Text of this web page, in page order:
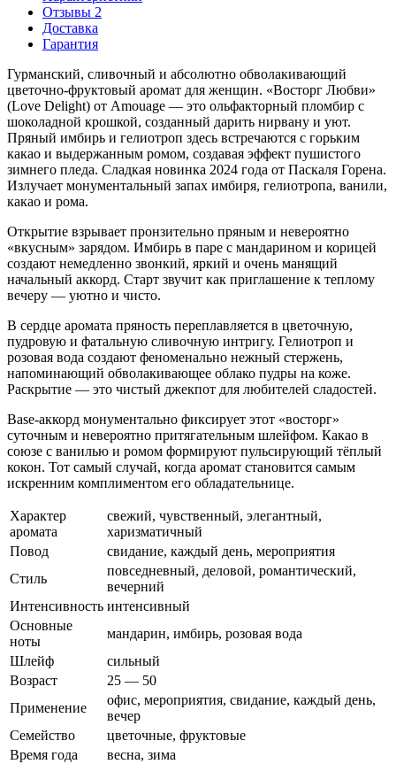
Отзывы 2
Доставка
Гарантия
Гурманский, сливочный и абсолютно обволакивающий
цветочно-фруктовый аромат для женщин. «Восторг Любви»
(Love Delight) от Amouage — это ольфакторный пломбир с
шоколадной крошкой, созданный дарить нирвану и уют.
Пряный имбирь и гелиотроп здесь встречаются с горьким
какао и выдержанным ромом, создавая эффект пушистого
зимнего пледа. Сладкая новинка 2024 года от Паскаля Горена.
Излучает монументальный запах имбиря, гелиотропа, ванили,
какао и рома.
Открытие взрывает пронзительно пряным и невероятно
«вкусным» зарядом. Имбирь в паре с мандарином и корицей
создают немедленно звонкий, яркий и очень манящий
начальный аккорд. Старт звучит как приглашение к теплому
вечеру — уютно и чисто.
В сердце аромата пряность переплавляется в цветочную,
пудровую и фатальную сливочную интригу. Гелиотроп и
розовая вода создают феноменально нежный стержень,
напоминающий обволакивающее облако пудры на коже.
Раскрытие — это чистый джекпот для любителей сладостей.
Base-аккорд монументально фиксирует этот «восторг»
суточным и невероятно притягательным шлейфом. Какао в
союзе с ванилью и ромом формируют пульсирующий тёплый
кокон. Тот самый случай, когда аромат становится самым
искренним комплиментом его обладательнице.
Характер
аромата
свежий, чувственный, элегантный,
харизматичный
Повод
свидание, каждый день, мероприятия
Стиль
повседневный, деловой, романтический,
вечерний
Интенсивность интенсивный
Основные
ноты
мандарин, имбирь, розовая вода
Шлейф
сильный
Возраст
25 — 50
Применение
офис, мероприятия, свидание, каждый день,
вечер
Семейство
цветочные, фруктовые
Время года
весна, зима